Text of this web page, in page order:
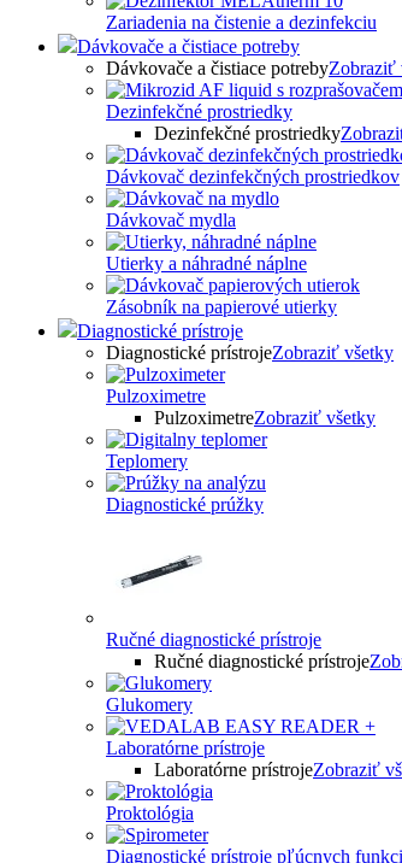
Zariadenia na čistenie a dezinfekciu
Dávkovače a čistiace potreby
Dávkovače a čistiace potrebyZobraziť
Dezinfekčné prostriedky
Dezinfekčné prostriedky
Dávkovač dezinfekčných prostriedkov
Dávkovač mydla
Utierky a náhradné náplne
Zásobník na papierové utierky
Diagnostické prístroje
Diagnostické prístrojeZobraziť všetky
Pulzoximetre
PulzoximetreZobraziť všetky
Teplomery
Diagnostické prúžky
Ručné diagnostické prístroje
Ručné diagnostické prístroje
Glukomery
Laboratórne prístroje
Laboratórne prístrojeZobraziť
Proktológia
Diagnostické prístroje pľúcnych